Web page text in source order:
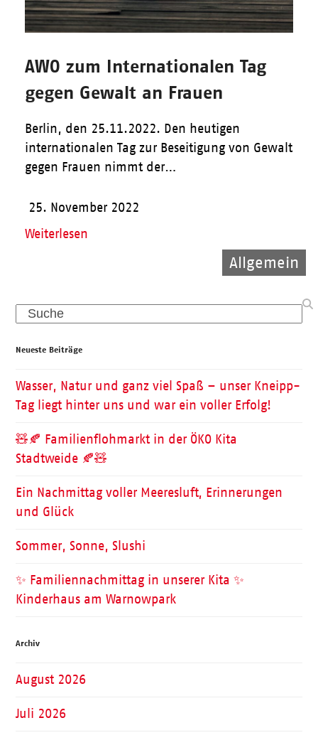
Kinder
Allgemein
Allgemein
AWO zum Internationalen Tag
gegen Gewalt an Frauen
Berlin, den 25.11.2022. Den heutigen
internationalen Tag zur Beseitigung von Gewalt
gegen Frauen nimmt der…
25. November 2022
Weiterlesen
Search
Neueste Beiträge
Wasser, Natur und ganz viel Spaß – unser Kneipp-
Tag liegt hinter uns und war ein voller Erfolg!
🧸🍂 Familienflohmarkt in der ÖKO Kita
Stadtweide 🍂🧸
Ein Nachmittag voller Meeresluft, Erinnerungen
und Glück
Sommer, Sonne, Slushi
✨ Familiennachmittag in unserer Kita ✨
Kinderhaus am Warnowpark
Archiv
August 2026
Juli 2026